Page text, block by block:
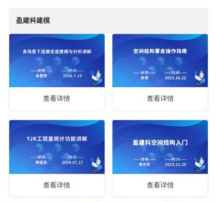
盈建科建模
查看详情 查看详情
查看详情 查看详情